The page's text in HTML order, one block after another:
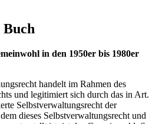
Buch
in den 1950er bis 1980er
handelt im Rahmen des
und legitimiert sich durch das in Art.
Selbstverwaltungsrecht der
dieses Selbstverwaltungsrecht und